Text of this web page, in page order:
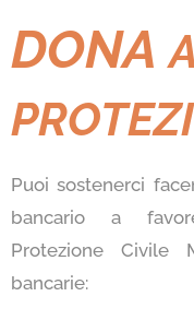
DONA
PROT
Puoi sostenerci
bancario a
Protezione Civile
bancarie: